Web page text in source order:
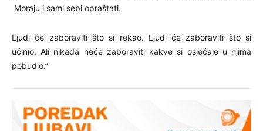
Moraju i sami sebi opraštati.
Ljudi će zaboraviti što si rekao. Ljudi će zaboraviti što si
učinio. Ali nikada neće zaboraviti kakve si osjećaje u njima
pobudio.”